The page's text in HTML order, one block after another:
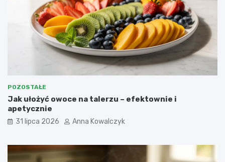
POZOSTAŁE
Jak ułożyć owoce na talerzu – efektownie i
apetycznie
31 lipca 2026 Anna Kowalczyk